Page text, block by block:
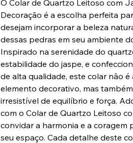
O Colar de Quartzo Leitoso com
Decoração é a escolha perfeita
desejam incorporar a beleza
dessas pedras em seu ambiente
Inspirado na serenidade do
estabilidade do jaspe, e
de alta qualidade, este colar não é
elemento decorativo, mas
irresistível de equilíbrio e força.
com o Colar de Quartzo Leitoso
convidar a harmonia e a coragem
seu espaço. Cada detalhe deste